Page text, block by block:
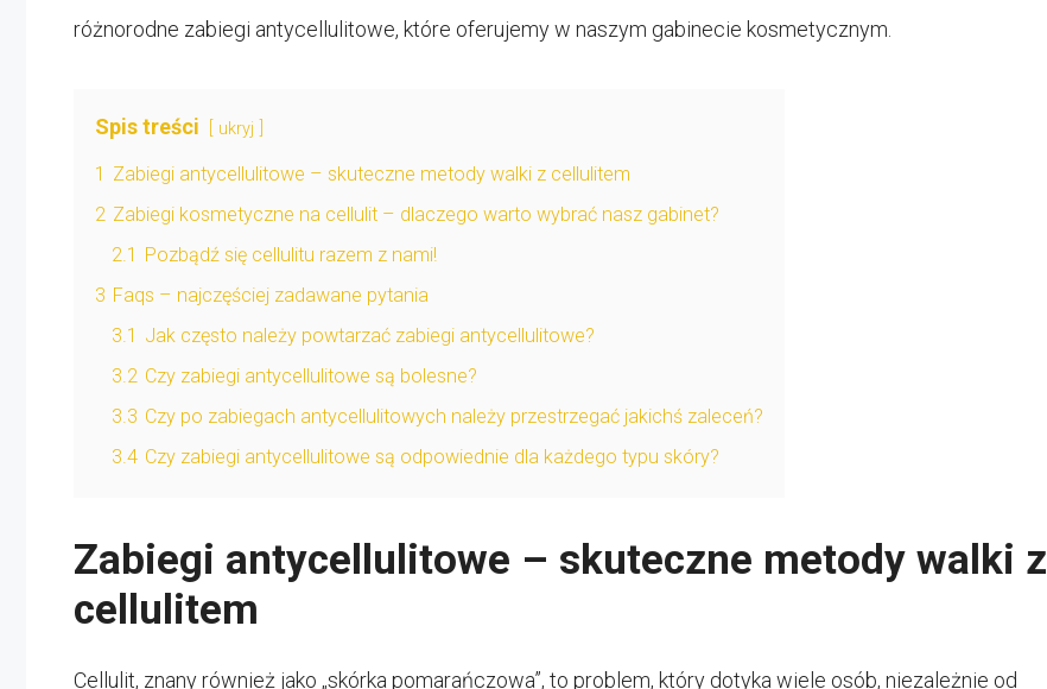
różnorodne zabiegi antycellulitowe, które oferujemy w naszym gabinecie kosmetycznym.
Spis treści ukryj
1 Zabiegi antycellulitowe – skuteczne metody walki z cellulitem
2 Zabiegi kosmetyczne na cellulit – dlaczego warto wybrać nasz gabinet?
2.1 Pozbądź się cellulitu razem z nami!
3 Faqs – najczęściej zadawane pytania
3.1 Jak często należy powtarzać zabiegi antycellulitowe?
3.2 Czy zabiegi antycellulitowe są bolesne?
3.3 Czy po zabiegach antycellulitowych należy przestrzegać jakichś zaleceń?
3.4 Czy zabiegi antycellulitowe są odpowiednie dla każdego typu skóry?
Zabiegi antycellulitowe – skuteczne metody walki z
cellulitem
Cellulit, znany również jako „skórka pomarańczowa”, to problem, który dotyka wiele osób, niezależnie od